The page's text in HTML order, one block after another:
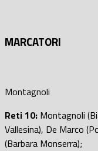
MARCATORI
Montagnoli
Reti 10: Montagnoli
Vallesina), De Marco
(Barbara Monserra);